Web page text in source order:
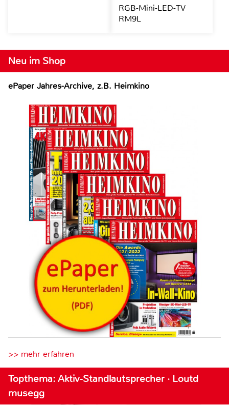
Neu im Shop
ePaper Jahres-Archive, z.B. Heimkino
>> mehr erfahren
Topthema: Aktiv-Standlautsprecher · Loutd
musegg
RGB-Mini-LED-TV
RM9L